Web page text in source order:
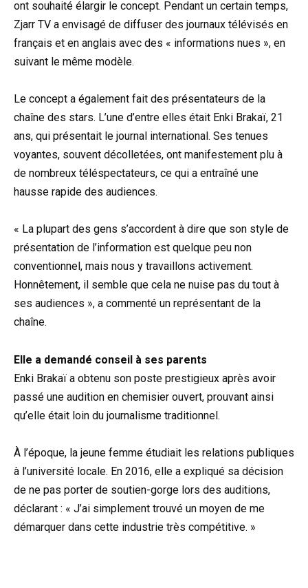
ont souhaité élargir le concept. Pendant un certain temps,
Zjarr TV a envisagé de diffuser des journaux télévisés en
français et en anglais avec des « informations nues », en
suivant le même modèle.
Le concept a également fait des présentateurs de la
chaîne des stars. L’une d’entre elles était Enki Brakaï, 21
ans, qui présentait le journal international. Ses tenues
voyantes, souvent décolletées, ont manifestement plu à
de nombreux téléspectateurs, ce qui a entraîné une
hausse rapide des audiences.
« La plupart des gens s’accordent à dire que son style de
présentation de l’information est quelque peu non
conventionnel, mais nous y travaillons activement.
Honnêtement, il semble que cela ne nuise pas du tout à
ses audiences », a commenté un représentant de la
chaîne.
Elle a demandé conseil à ses parents
Enki Brakaï a obtenu son poste prestigieux après avoir
passé une audition en chemisier ouvert, prouvant ainsi
qu’elle était loin du journalisme traditionnel.
À l’époque, la jeune femme étudiait les relations publiques
à l’université locale. En 2016, elle a expliqué sa décision
de ne pas porter de soutien-gorge lors des auditions,
déclarant : « J’ai simplement trouvé un moyen de me
démarquer dans cette industrie très compétitive. »